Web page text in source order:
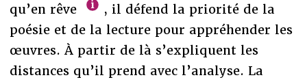
qu’en rêve
, il défend la priorité de la
poésie et de la lecture pour appréhender les
œuvres. À partir de là s’expliquent les
distances qu’il prend avec l’analyse. La